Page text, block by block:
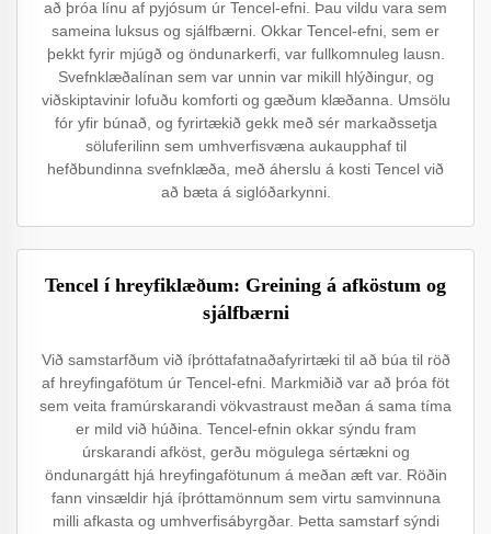
að þróa línu af pyjósum úr Tencel-efni. Þau vildu vara sem
sameina luksus og sjálfbærni. Okkar Tencel-efni, sem er
þekkt fyrir mjúgð og öndunarkerfi, var fullkomnuleg lausn.
Svefnklæðalínan sem var unnin var mikill hlýðingur, og
viðskiptavinir lofuðu komforti og gæðum klæðanna. Umsölu
fór yfir búnað, og fyrirtækið gekk með sér markaðssetja
söluferilinn sem umhverfisvæna aukaupphaf til
hefðbundinna svefnklæða, með áherslu á kosti Tencel við
að bæta á siglóðarkynni.
Tencel í hreyfiklæðum: Greining á afköstum og
sjálfbærni
Við samstarfðum við íþróttafatnaðafyrirtæki til að búa til röð
af hreyfingafötum úr Tencel-efni. Markmiðið var að þróa föt
sem veita framúrskarandi vökvastraust meðan á sama tíma
er mild við húðina. Tencel-efnin okkar sýndu fram
úrskarandi afköst, gerðu mögulega sértækni og
öndunargátt hjá hreyfingafötunum á meðan æft var. Röðin
fann vinsældir hjá íþróttamönnum sem virtu samvinnuna
milli afkasta og umhverfisábyrgðar. Þetta samstarf sýndi